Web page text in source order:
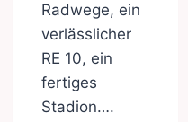
Radwege, ein
verlässlicher
RE 10, ein
fertiges
Stadion….